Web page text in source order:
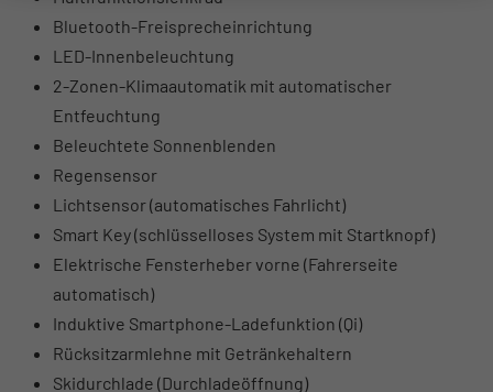
Bluetooth-Freisprecheinrichtung
LED-Innenbeleuchtung
2-Zonen-Klimaautomatik mit automatischer
Entfeuchtung
Beleuchtete Sonnenblenden
Regensensor
Lichtsensor (automatisches Fahrlicht)
Smart Key (schlüsselloses System mit Startknopf)
Elektrische Fensterheber vorne (Fahrerseite
automatisch)
Induktive Smartphone-Ladefunktion (Qi)
Rücksitzarmlehne mit Getränkehaltern
Skidurchlade (Durchladeöffnung)